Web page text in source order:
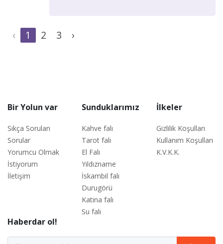
‹ 1 2 3 ›
Bir Yolun var
Sıkça Sorulan
Sorular
Yorumcu Olmak
İstiyorum
İletişim
Sunduklarımız
Kahve falı
Tarot falı
El Falı
Yıldızname
İskambil falı
Durugörü
Katina falı
Su falı
İlkeler
Gizlilik Koşulları
Kullanım Koşulları
K.V.K.K.
Haberdar ol!